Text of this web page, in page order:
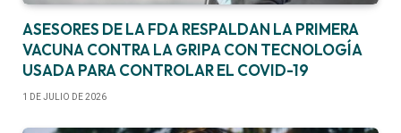
ASESORES DE LA FDA RESPALDAN LA PRIMERA
VACUNA CONTRA LA GRIPA CON TECNOLOGÍA
USADA PARA CONTROLAR EL COVID-19
1 DE JULIO DE 2026